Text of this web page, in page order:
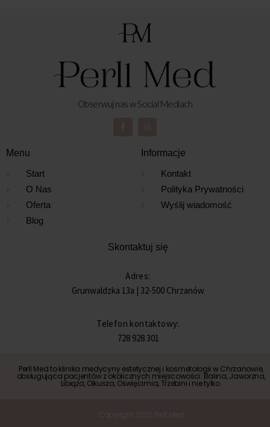
Obserwuj nas w Social Mediach
Menu
Start
O Nas
Oferta
Blog
Informacje
Kontakt
Polityka Prywatności
Wyślij wiadomość
Skontaktuj się
Adres:
Grunwaldzka 13a | 32-500 Chrzanów
Telefon kontaktowy:
728 928 301
Perll Med to klinika medycyny estetycznej i kosmetologii w Chrzanowie,
obsługująca pacjentów z okolicznych miejscowości:Balina,Jaworzna,
Libiąża,Olkusza,Oświęcimia,Trzebini i nie tylko.